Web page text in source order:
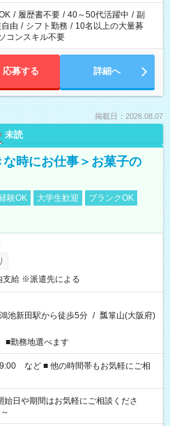
/ 履歴書不要 / 40～50代活躍中 / 副
由 / シフト勤務 / 10名以上の大量募
コンスキル不要
応募する 詳細へ
掲載日：2026.08.07
未読
時にお仕事＞お菓子の
験OK 大学生歓迎
ブランクOK
支給 ※派遣先による
鴻池新田駅から徒歩5分 / 瓢箪山(大阪府)
勤務地選べます
帯もお気軽にご相
日や期間はお気軽にご相談くださ